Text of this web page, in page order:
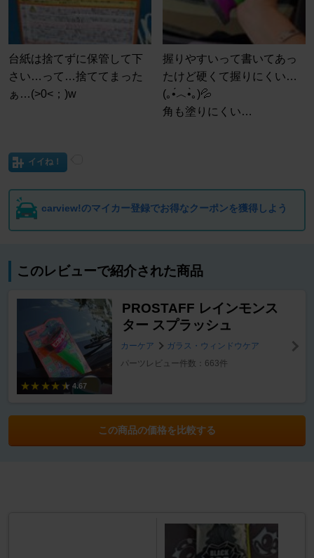
台紙は捨てずに保管して下
さい…って…捨ててまった
ぁ…(⁠>⁠0⁠<⁠；⁠)w
握りやすいって書いてあっ
たけど硬くて握りにくい…
(⁠｡⁠•́⁠︿⁠•̀⁠｡⁠)💦
角も塗りにくい…
イイね！
carview!のマイカー登録でお得なクーポンを獲得しよう
このレビューで紹介された商品
4.67
PROSTAFF レインモンス
ター スプラッシュ
カーケア
ガラス・ウィンドウケア
パーツレビュー件数：663件
この商品の価格を比較する